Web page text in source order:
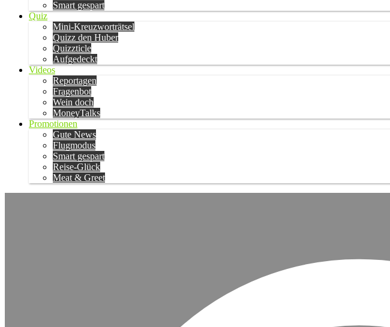
Smart gespart
Quiz
Mini-Kreuzworträtsel
Quizz den Huber
Quizzticle
Aufgedeckt
Videos
Reportagen
Fragenbot
Wein doch
MoneyTalks
Promotionen
Gute News
Flugmodus
Smart gespart
Reise-Glück
Meat & Greet